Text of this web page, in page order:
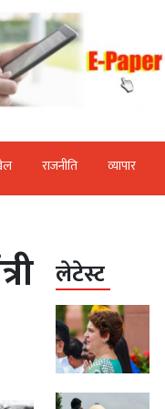
राजनीति व्‍यापार
लेटेस्ट